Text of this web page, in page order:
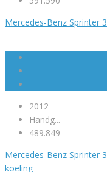
Mercedes-Benz Sprinter
2012
Handg...
489.849
Mercedes-Benz Sprinter
koeling